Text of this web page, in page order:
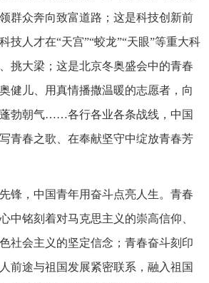
群众奔向致富道路；这是科技创新前
技人才在“天宫”“蛟龙”“天眼”等重大科
挑大梁；这是北京冬奥盛会中的青春
健儿、用真情播撒温暖的志愿者，向
勃朝气……各行各业各条战线，中国
青春之歌、在奉献坚守中绽放青春芳
锋，中国青年用奋斗点亮人生。青春
中铭刻着对马克思主义的崇高信仰、
社会主义的坚定信念；青春奋斗刻印
前途与祖国发展紧密联系，融入祖国